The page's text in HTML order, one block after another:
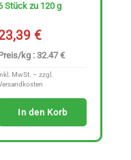
Stück zu 120 g
€
kg : 32.47 €
MwSt. – zzgl.
In den Korb